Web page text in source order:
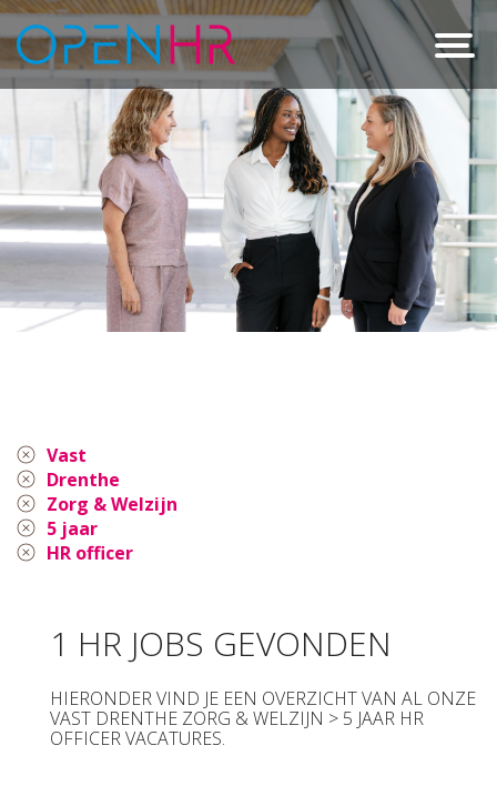
Vast
Drenthe
Zorg & Welzijn
5 jaar
HR officer
1 HR JOBS GEVONDEN
HIERONDER VIND JE EEN OVERZICHT VAN AL ONZE
VAST DRENTHE ZORG & WELZIJN > 5 JAAR HR
OFFICER VACATURES.